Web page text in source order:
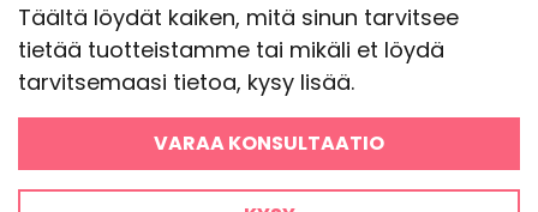
Täältä löydät kaiken, mitä sinun tarvitsee
tietää tuotteistamme tai mikäli et löydä
tarvitsemaasi tietoa, kysy lisää.
VARAA KONSULTAATIO